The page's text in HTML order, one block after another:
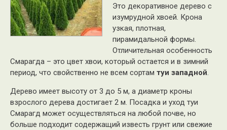
Это декоративное дерево с
изумрудной хвоей. Крона
узкая, плотная,
пирамидальной формы.
Отличительная особенность
Смарагда – это цвет хвои, который остается и в зимний
период, что свойственно не всем сортам туи западной.
Дерево имеет высоту от 3 до 5 м, а диаметр кроны
взрослого дерева достигает 2 м. Посадка и уход туи
Смарагд может осуществляться на любой почве, но
больше подходит содержащий известь грунт или свежие